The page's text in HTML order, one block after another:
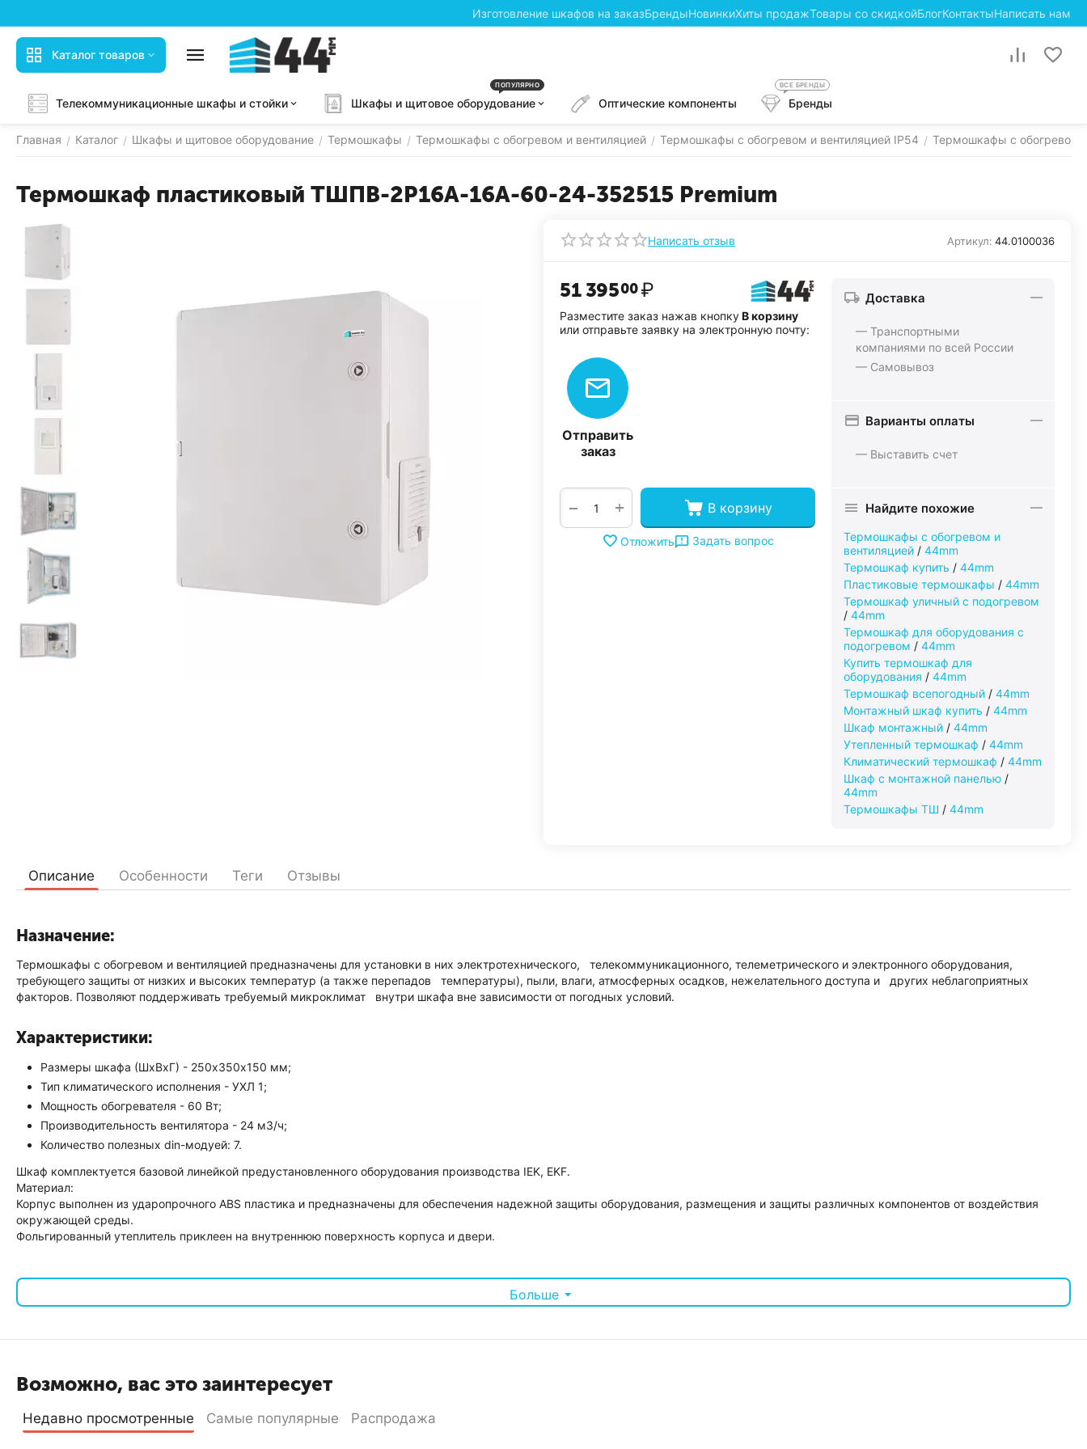
Изготовление шкафов на заказБрендыНовинкиХиты продажТовары со скидкойБлогКонтактыНаписать нам
Каталог товаров
Телекоммуникационные шкафы и стойки Шкафы и щитовое оборудование
ПОПУЛЯРНО
Оптические компоненты Бренды
ВСЕ БРЕНДЫ
Главная / Каталог / Шкафы и щитовое оборудование / Термошкафы / Термошкафы с обогревом и вентиляцией / Термошкафы с обогревом и вентиляцией IP54 / Термошкафы с обогревом
Термошкаф пластиковый ТШПВ-2P16A-16A-60-24-352515 Premium
Написать отзыв Артикул: 44.0100036
51 39500₽
Разместите заказ нажав кнопкуВ корзину
или отправьте заявку на электронную почту:
Отправить
заказ
+
− В корзину
Отложить Задать вопрос
Доставка
— Транспортными
компаниями по всей России
— Самовывоз
Варианты оплаты
— Выставить счет
Найдите похожие
Термошкафы с обогревом и
вентиляцией / 44mm
Термошкаф купить / 44mm
Пластиковые термошкафы / 44mm
Термошкаф уличный с подогревом
/ 44mm
Термошкаф для оборудования с
подогревом / 44mm
Купить термошкаф для
оборудования / 44mm
Термошкаф всепогодный / 44mm
Монтажный шкаф купить / 44mm
Шкаф монтажный / 44mm
Утепленный термошкаф / 44mm
Климатический термошкаф / 44mm
Шкаф с монтажной панелью /
44mm
Термошкафы ТШ / 44mm
Описание Особенности Теги Отзывы
Назначение:
Термошкафы с обогревом и вентиляцией предназначены для установки в них электротехнического, телекоммуникационного, телеметрического и электронного оборудования,
требующего защиты от низких и высоких температур (а также перепадов температуры), пыли, влаги, атмосферных осадков, нежелательного доступа и других неблагоприятных
факторов. Позволяют поддерживать требуемый микроклимат внутри шкафа вне зависимости от погодных условий.
Характеристики:
Размеры шкафа (ШxВxГ) - 250х350х150 мм;
Тип климатического исполнения - УХЛ 1;
Мощность обогревателя - 60 Вт;
Производительность вентилятора - 24 м3/ч;
Количество полезных din-модуей: 7.
Шкаф комплектуется базовой линейкой предустановленного оборудования производства IEK, EKF.
Материал:
Корпус выполнен из ударопрочного ABS пластика и предназначены для обеспечения надежной защиты оборудования, размещения и защиты различных компонентов от воздействия
окружающей среды.
Фольгированный утеплитель приклеен на внутреннюю поверхность корпуса и двери.
Комплектность поставки:
Корпус с дверью;
DIN-рейки, установлены на монтажную панель по ширине шкафа;
Кабельные вводы;
Больше
Возможно, вас это заинтересует
Недавно просмотренные Самые популярные Распродажа